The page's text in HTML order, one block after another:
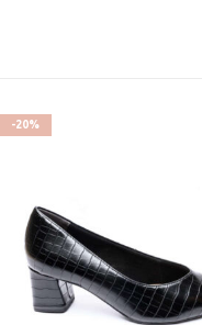
-20%